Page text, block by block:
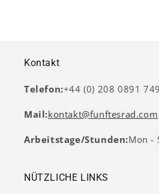
Kontakt
Telefon:+44 (0) 208 0891 749
Mail:kontakt@funftesrad.com
Arbeitstage/Stunden:Mon -
NÜTZLICHE LINKS